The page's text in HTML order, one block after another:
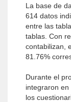
La base de
614 datos
entre las
tablas. Con
contabilizan,
81.76%
Durante el
integraron
los